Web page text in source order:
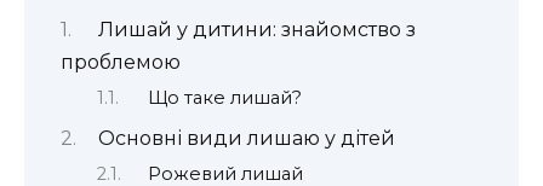
Лишай у дитини: знайомство з
проблемою
Що таке лишай?
Основні види лишаю у дітей
Рожевий лишай